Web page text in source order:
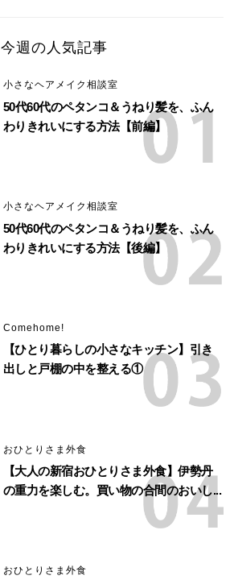
今週の人気記事
小さなヘアメイク相談室
50代60代のペタンコ＆うねり髪を、ふん
わりきれいにする方法【前編】
小さなヘアメイク相談室
50代60代のペタンコ＆うねり髪を、ふん
わりきれいにする方法【後編】
Comehome!
【ひとり暮らしの小さなキッチン】引き
出しと戸棚の中を整える①
おひとりさま外食
【大人の新宿おひとりさま外食】伊勢丹
の重力を楽しむ。買い物の合間のおいし...
おひとりさま外食